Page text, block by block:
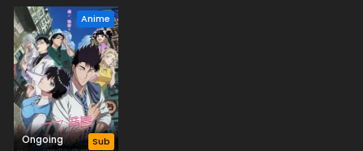
Anime
Ongoing Sub